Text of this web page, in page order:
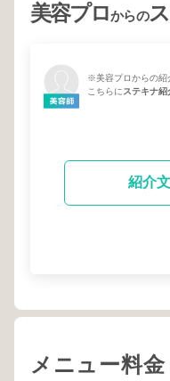
美容プロからの
※美容プロからの紹
こちらにステキナ紹
紹介
メニュー料金